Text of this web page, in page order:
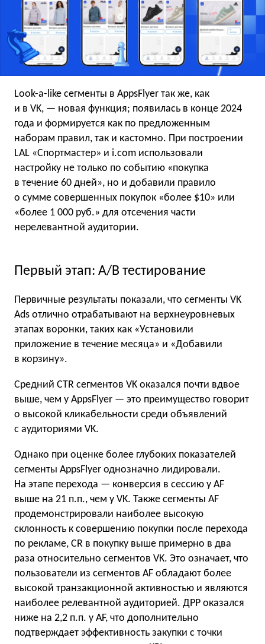
Look-a-like сегменты в AppsFlyer так же, как
и в VK, — новая функция; появилась в конце 2024
года и формируется как по предложенным
наборам правил, так и кастомно. При построении
LAL «Спортмастер» и i.com использовали
настройку не только по событию «покупка
в течение 60 дней», но и добавили правило
о сумме совершенных покупок «более $10» или
«более 1 000 руб.» для отсечения части
нерелевантной аудитории.
Первый этап: A/B тестирование
Первичные результаты показали, что сегменты VK
Ads отлично отрабатывают на верхнеуровневых
этапах воронки, таких как «Установили
приложение в течение месяца» и «Добавили
в корзину».
Средний CTR сегментов VK оказался почти вдвое
выше, чем у AppsFlyer — это преимущество говорит
о высокой кликабельности среди объявлений
с аудиториями VK.
Однако при оценке более глубоких показателей
сегменты AppsFlyer однозначно лидировали.
На этапе перехода — конверсия в сессию у AF
выше на 21 п.п., чем у VK. Также сегменты AF
продемонстрировали наиболее высокую
склонность к совершению покупки после перехода
по рекламе, CR в покупку выше примерно в два
раза относительно сегментов VK. Это означает, что
пользователи из сегментов AF обладают более
высокой транзакционной активностью и являются
наиболее релевантной аудиторией. ДРР оказался
ниже на 2,2 п.п. у AF, что дополнительно
подтверждает эффективность закупки с точки